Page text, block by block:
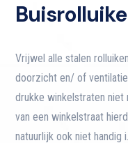
Vrijwel alle stalen
doorzicht en/ of
drukke winkelstraten
van een winkelstraat
natuurlijk ook niet handig